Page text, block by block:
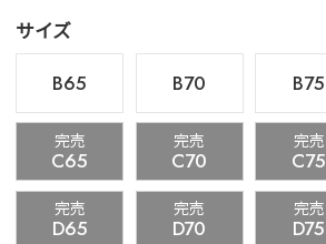
サイズ
B65
B70 B75
完売
C65
完売
C70
完売
C75
完売
D65
完売
D70
完売
D75